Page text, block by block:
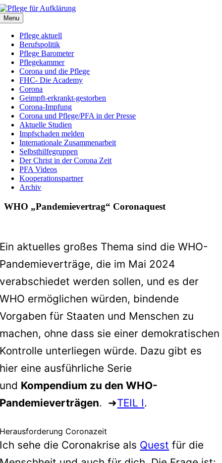
Zum
Inhalt
springen
Menu
Pflege aktuell
Berufspolitik
Pflege Barometer
Pflegekammer
Corona und die Pflege
FHC- Die Academy
Corona
Geimpft-erkrankt-gestorben
Corona-Impfung
Corona und Pflege/PFA in der Presse
Aktuelle Studien
Impfschaden melden
Internationale Zusammenarbeit
Selbsthilfegruppen
Der Christ in der Corona Zeit
PFA Videos
Kooperationspartner
Archiv
WHO „Pandemievertrag“ Coronaquest
Ein aktuelles großes Thema sind die WHO-
Pandemieverträge, die im Mai 2024
verabschiedet werden sollen, und es der
WHO ermöglichen würden, bindende
Vorgaben für Staaten und Menschen zu
machen, ohne dass sie einer demokratischen
Kontrolle unterliegen würde. Dazu gibt es
hier eine ausführliche Serie
und Kompendium zu den WHO-
Pandemieverträgen. ➜TEIL I.
Herausforderung Coronazeit
Ich sehe die Coronakrise als Quest für die